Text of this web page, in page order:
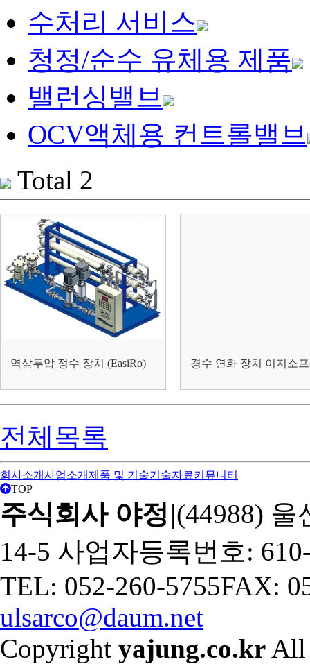
수처리 서비스
청정/순수 유체용 제품
밸런싱밸브
OCV액체용 컨트롤밸브
Total 2
역삼투압 정수 장치 (EasiRo) 경수 연화 장치 이지소프
전체목록
회사소개사업소개제품 및 기술기술자료커뮤니티
TOP
주식회사 야정 |(44988)
14-5 사업자등록번호:
TEL: 052-260-5755FAX:
ulsarco@daum.net
Copyright yajung.co.kr All